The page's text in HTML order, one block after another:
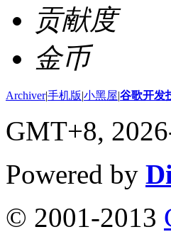
贡献度
金币
Archiver|手机版|小黑屋|谷歌开发
GMT+8,
Powered by
© 2001-2013